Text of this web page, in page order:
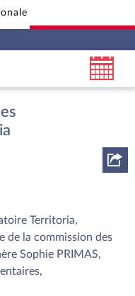
Territoria,
de la commission des
Sophie PRIMAS,